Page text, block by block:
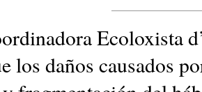
Ecoloxista
los daños causados